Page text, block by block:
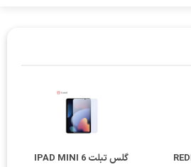
گلس تبلت IPAD MINI 6